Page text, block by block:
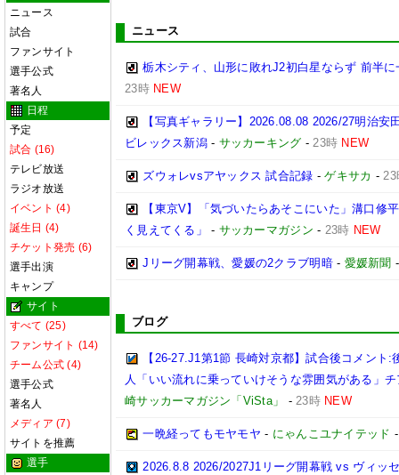
ニュース
試合
ファンサイト
選手公式
著名人
日程
予定
試合 (16)
テレビ放送
ラジオ放送
イベント (4)
誕生日 (4)
チケット発売 (6)
選手出演
キャンプ
サイト
すべて (25)
ファンサイト (14)
チーム公式 (4)
選手公式
著名人
メディア (7)
サイトを推薦
選手
ニュース
栃木シティ、山形に敗れJ2初白星ならず 前半
23時 NEW
【写真ギャラリー】2026.08.08 2026/27明治
ビレックス新潟- サッカーキング -23時 NEW
ズウォレvsアヤックス 試合記録 -ゲキサカ -23
【東京V】「気づいたらあそこにいた」溝口修
く見えてくる」
- サッカーマガジン - 23時 NEW
Jリーグ開幕戦、愛媛の2クラブ明暗- 愛媛新聞
ブログ
【26-27.J1第1節 長崎対京都】試合後コメン
人「いい流れに乗っていけそうな雰囲気がある」
崎サッカーマガジン「ViSta」
-23時 NEW
一晩経ってもモヤモヤ - にゃんこユナイテッド
2026.8.8 2026/2027J1リーグ開幕戦 vs ヴィッ